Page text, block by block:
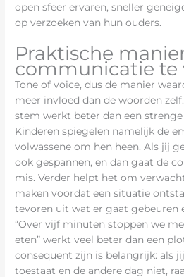
open sfeer ervaren, sneller
op verzoeken van hun ouders.
Praktische
communicatie te
Tone of voice, dus de manier
meer invloed dan de woorden
stem werkt beter dan een
Kinderen spiegelen namelijk de
volwassene om hen heen. Als jij
ook gespannen, en dan gaat de
mis. Verder helpt het om
maken voordat een situatie
tevoren uit wat er gaat gebeuren
“Over vijf minuten stoppen we
eten” werkt veel beter dan een
consequent zijn is belangrijk: als
toestaat en de andere dag niet,